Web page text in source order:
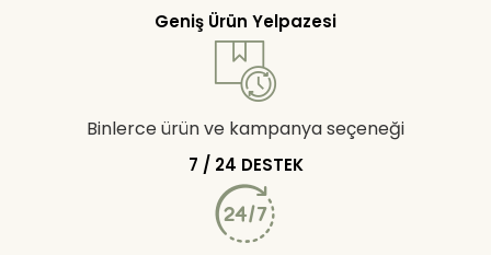
Geniş Ürün Yelpazesi
Binlerce ürün ve kampanya seçeneği
7 / 24 DESTEK